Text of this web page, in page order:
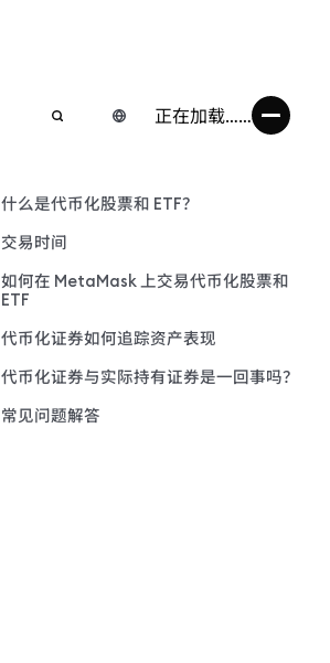
正在加载……
什么是代币化股票和 ETF？
交易时间
如何在 MetaMask 上交易代币化股票和
ETF
代币化证券如何追踪资产表现
代币化证券与实际持有证券是一回事吗？
常见问题解答